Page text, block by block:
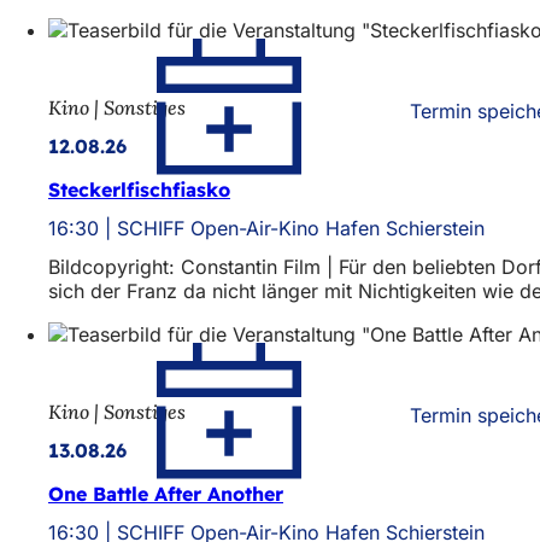
Termin
Kino | Sonstiges
12.08.26
Steckerlfischfiasko
16:30
SCHIFF Open-Air-Kino Hafen Schierstein
Bildcopyright: Constantin Film | Für den beliebten
sich der Franz da nicht länger mit Nichtigkeiten wie
Termin
Kino | Sonstiges
13.08.26
One Battle After Another
16:30
SCHIFF Open-Air-Kino Hafen Schierstein